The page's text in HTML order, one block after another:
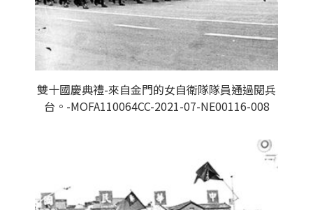
雙十國慶典禮-來自金門的女自衛隊隊員通過閱兵
台。-MOFA110064CC-2021-07-NE00116-008